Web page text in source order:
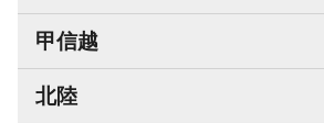
甲信越
北陸